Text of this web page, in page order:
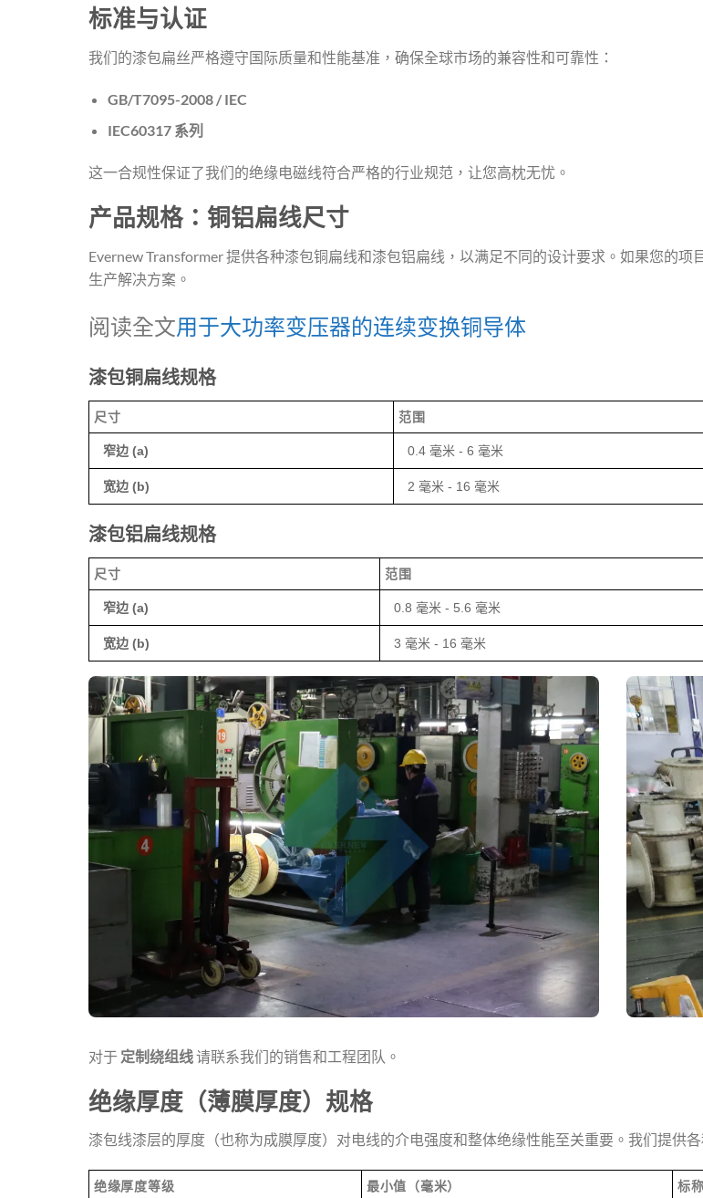
标准与认证
我们的漆包扁丝严格遵守国际质量和性能基准，确保全球市场的兼容性和可靠性：
GB/T7095-2008 / IEC
IEC60317 系列
这一合规性保证了我们的绝缘电磁线符合严格的行业规范，让您高枕无忧。
产品规格：铜铝扁线尺寸
Evernew Transformer 提供各种漆包铜扁线和漆包铝扁线，以满足不同的设计要求。如果您的
生产解决方案。
阅读全文用于大功率变压器的连续变换铜导体
漆包铜扁线规格
尺寸 范围
窄边 (a) 0.4 毫米 - 6 毫米
宽边 (b) 2 毫米 - 16 毫米
漆包铝扁线规格
尺寸 范围
窄边 (a) 0.8 毫米 - 5.6 毫米
宽边 (b) 3 毫米 - 16 毫米
对于 定制绕组线请联系我们的销售和工程团队。
绝缘厚度（薄膜厚度）规格
漆包线漆层的厚度（也称为成膜厚度）对电线的介电强度和整体绝缘性能至关重要。我们提供
绝缘厚度等级 最小值（毫米） 标